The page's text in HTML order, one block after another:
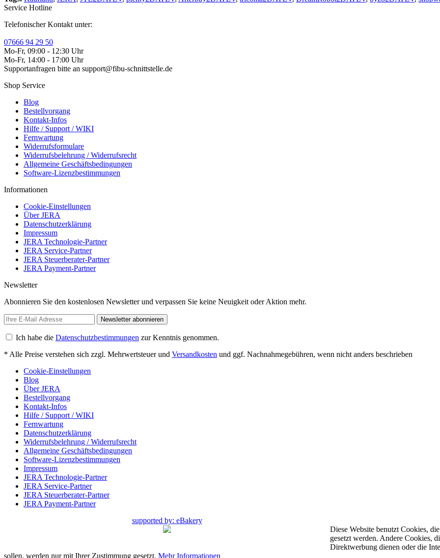
Service Hotline
Telefonischer Kontakt unter:
07666 94 29 50
Mo-Fr, 09:00 - 12:30 Uhr
Mo-Fr, 14:00 - 17:00 Uhr
Supportanfragen bitte an support@fibu-schnittstelle.de
Shop Service
Blog
Bestellvorgang
Kontakt-Infos
Hilfe / Support / WIKI
Fernwartung
Widerrufsformulare
Widerrufsbelehrung / Widerrufsrecht
Allgemeine Geschäftsbedingungen
Software-Lizenzbestimmungen
Informationen
Cookie-Einstellungen
Über JERA
Datenschutzerklärung
Impressum
JERA Technologie-Partner
JERA Service-Partner
JERA Steuerberater-Partner
JERA Payment-Partner
Newsletter
Abonnieren Sie den kostenlosen Newsletter und verpassen Sie keine Neuigkeit oder Aktion mehr.
Newsletter abonnieren
Ich habe die Datenschutzbestimmungen zur Kenntnis genommen.
* Alle Preise verstehen sich zzgl. Mehrwertsteuer und Versandkosten und ggf. Nachnahmegebühren, wenn nicht anders beschrieben
Cookie-Einstellungen
Blog
Über JERA
Bestellvorgang
Kontakt-Infos
Hilfe / Support / WIKI
Fernwartung
Datenschutzerklärung
Widerrufsbelehrung / Widerrufsrecht
Allgemeine Geschäftsbedingungen
Software-Lizenzbestimmungen
Impressum
JERA Technologie-Partner
JERA Service-Partner
JERA Steuerberater-Partner
JERA Payment-Partner
supported by: eBakery
Diese Website benutzt Cookies,
gesetzt werden. Andere Cookies,
Direktwerbung dienen oder die
sollen, werden nur mit Ihrer Zustimmung gesetzt. Mehr Informationen